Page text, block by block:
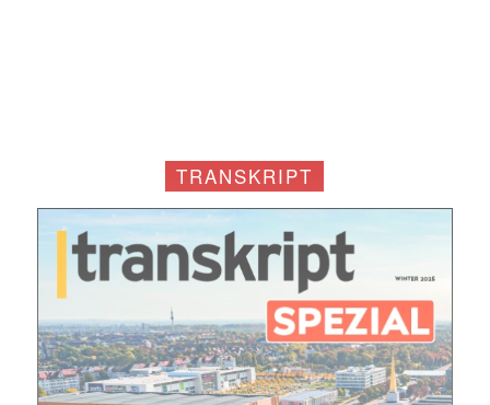
Mit dem |transkript-Newsletter
jede Woche aktuell informiert.
E-
Mail
(erforderlich)
TRANSKRIPT